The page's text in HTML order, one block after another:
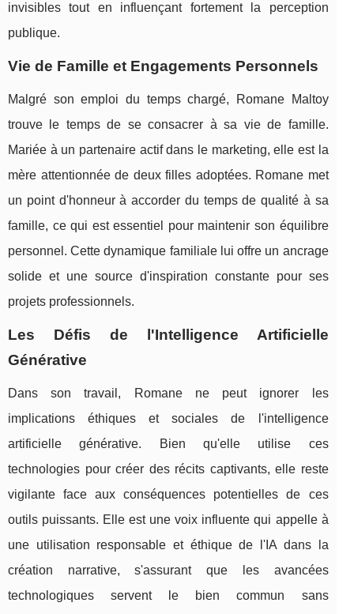
invisibles tout en influençant fortement la perception
publique.
Vie de Famille et Engagements Personnels
Malgré son emploi du temps chargé, Romane Maltoy
trouve le temps de se consacrer à sa vie de famille.
Mariée à un partenaire actif dans le marketing, elle est la
mère attentionnée de deux filles adoptées. Romane met
un point d'honneur à accorder du temps de qualité à sa
famille, ce qui est essentiel pour maintenir son équilibre
personnel. Cette dynamique familiale lui offre un ancrage
solide et une source d'inspiration constante pour ses
projets professionnels.
Les Défis de l'Intelligence Artificielle
Générative
Dans son travail, Romane ne peut ignorer les
implications éthiques et sociales de l'intelligence
artificielle générative. Bien qu'elle utilise ces
technologies pour créer des récits captivants, elle reste
vigilante face aux conséquences potentielles de ces
outils puissants. Elle est une voix influente qui appelle à
une utilisation responsable et éthique de l'IA dans la
création narrative, s'assurant que les avancées
technologiques servent le bien commun sans